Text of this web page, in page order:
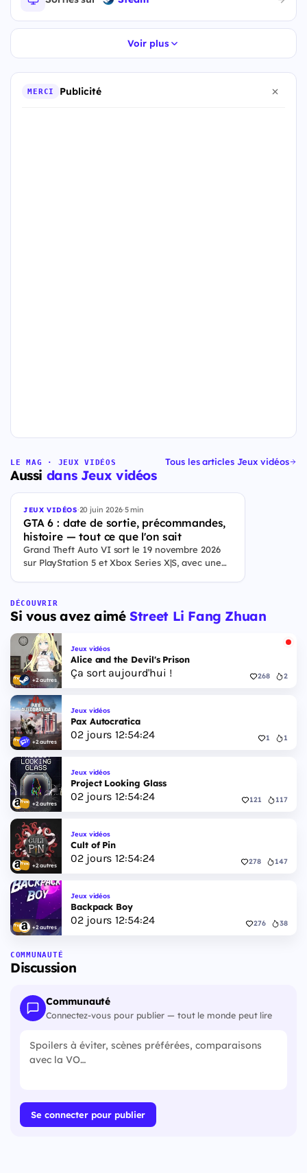
Voir plus
MERCI Publicité
LE MAG · JEUX VIDÉOS
Aussi dans Jeux vidéos
Tous les articles Jeux vidéos
JEUX VIDÉOS·20 juin 2026·5 min
GTA 6 : date de sortie, précommandes,
histoire — tout ce que l'on sait
Grand Theft Auto VI sort le 19 novembre 2026
sur PlayStation 5 et Xbox Series X|S, avec une
Floride, et sa ville Vice City. Il met en scène
pour la première fois un duo de protagonistes
jouables, Jason et Lucia, cette dernière étant la
première héroïne jouable d'un GTA principal.
DÉCOUVRIR
Si vous avez aiméStreet Li Fang Zhuan
+2 autres
Jeux vidéos
Alice and the Devil's Prison
Ça sort aujourd'hui ! 268 2
+2 autres
Jeux vidéos
Pax Autocratica
02jours 12:54:23 1 1
+2 autres
Jeux vidéos
Project Looking Glass
02jours 12:54:23 121 117
+2 autres
Jeux vidéos
Cult of Pin
02jours 12:54:23 278 147
+2 autres
Jeux vidéos
Backpack Boy
02jours 12:54:23 276 38
COMMUNAUTÉ
Discussion
Communauté
Connectez-vous pour publier — tout le monde peut lire
Se connecter pour publier